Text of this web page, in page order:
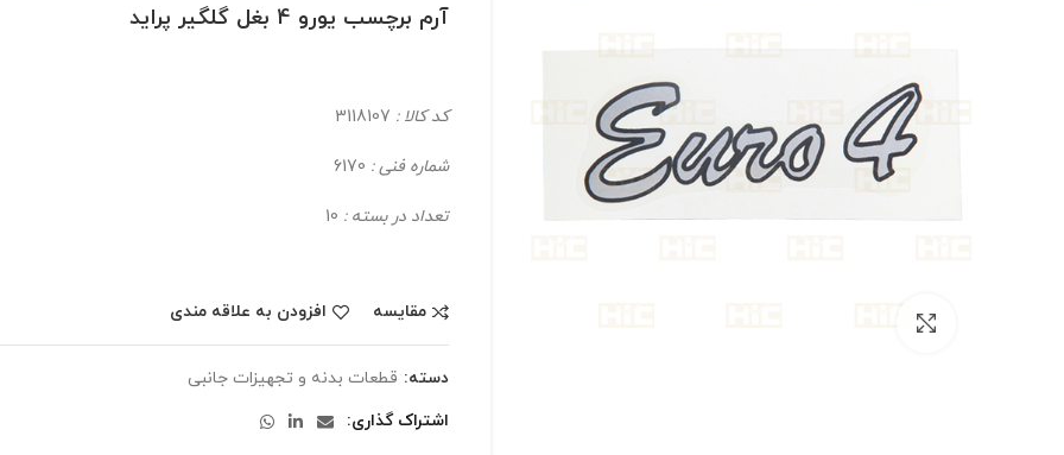
آرم برچسب یورو 4 بغل گلگیر پراید
کد کالا :
شماره فنی :
تعداد در بسته :
مقایسه افزودن به علاقه مندی
دسته: قطعات بدنه و تجهیزات جانبی
اشتراک گذاری